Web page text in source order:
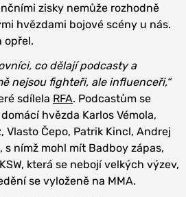
zisky nemůže rozhodně
hvězdami bojové scény u nás.
opřel.
co dělají podcasty a
nejsou fighteři, ale influenceři,“
sdílela RFA. Podcastům se
hvězda Karlos Vémola,
Vlasto Čepo, Patrik Kincl, Andrej
s nímž mohl mít Badboy zápas,
která se nebojí velkých výzev,
se vyloženě na MMA.